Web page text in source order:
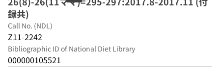
2017.11 (付録共)
録共)
Call No. (NDL)
Z11-2242
Bibliographic ID of National Diet Library
000000105521